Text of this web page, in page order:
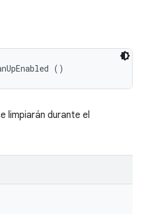
()
limpiarán durante el